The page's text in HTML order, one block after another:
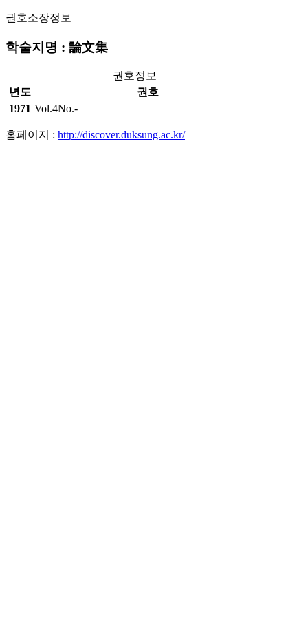
권호소장정보
학술지명 : 論文集
권호정보
년도
권호
1971 Vol.4No.-
홈페이지 : http://discover.duksung.ac.kr/